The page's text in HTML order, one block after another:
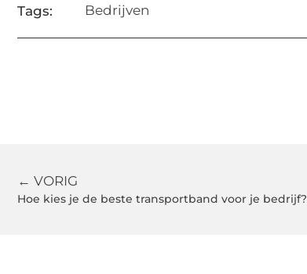
Tags: Bedrijven
← VORIG
Hoe kies je de beste transportband voor je bedrijf?